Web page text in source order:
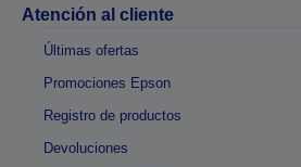
Atención al cliente
Últimas ofertas
Promociones Epson
Registro de productos
Devoluciones